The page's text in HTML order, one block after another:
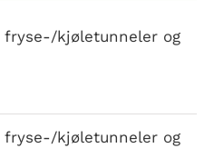
kjøletunneler og
kjøletunneler og